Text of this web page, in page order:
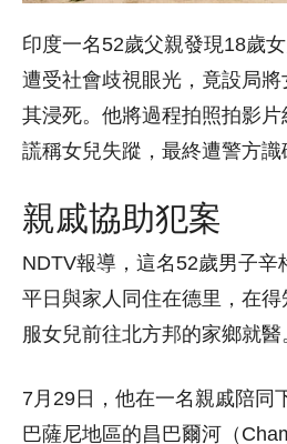
印度一名52歲父親發現18歲
遭受社會歧視眼光，竟設局
其浸死。他將過程拍照拍影
謊稱女兒失蹤，最終遭警方識
親戚協助犯案
NDTV報導，這名52歲男子辛
平日與家人同住在德里，在
服女兒前往北方邦的家鄉就醫
7月29日，他在一名親戚陪同
巴薩尼地區的昌巴爾河（